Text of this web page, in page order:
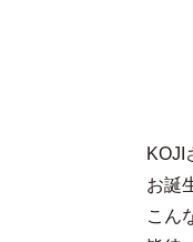
KOJI
お誕
こん